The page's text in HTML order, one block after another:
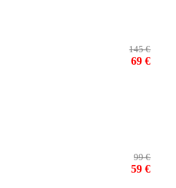
145 €
69 €
99 €
59 €